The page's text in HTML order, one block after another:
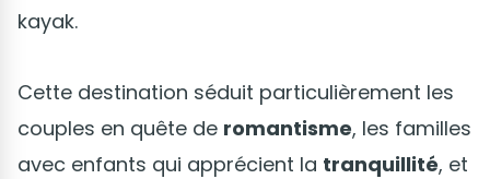
kayak.
Cette destination séduit particulièrement les
couples en quête de romantisme, les familles
avec enfants qui apprécient la tranquillité, et